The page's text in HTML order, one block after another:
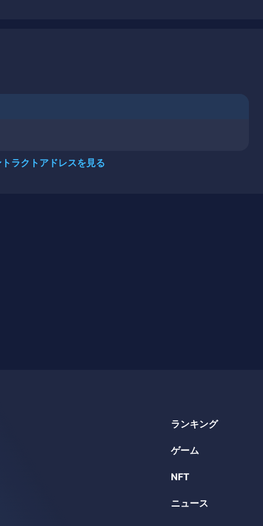
ラクトアドレスを見る
ランキング
ゲーム
NFT
ニュース